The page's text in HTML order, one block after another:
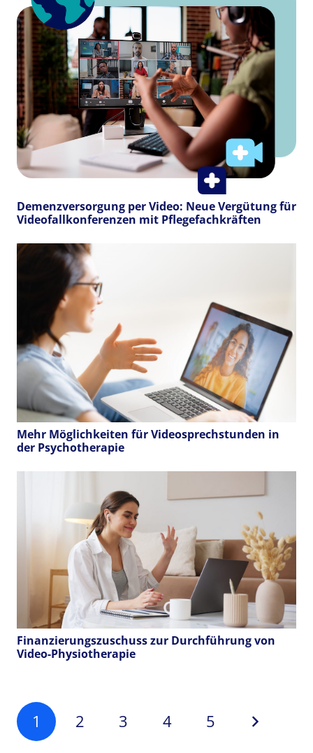
Demenzversorgung per Video: Neue Vergütung für
Videofallkonferenzen mit Pflegefachkräften
Mehr Möglichkeiten für Videosprechstunden in
der Psychotherapie
Finanzierungszuschuss zur Durchführung von
Video-Physiotherapie
1 2 3 4 5